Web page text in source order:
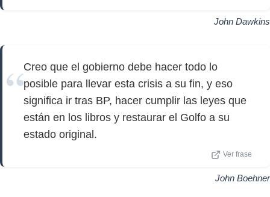
John Dawkins
Creo que el gobierno debe hacer todo lo
posible para llevar esta crisis a su fin, y eso
significa ir tras BP, hacer cumplir las leyes que
están en los libros y restaurar el Golfo a su
estado original.
Ver frase
John Boehner